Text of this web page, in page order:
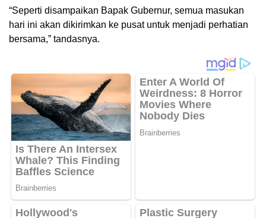
“Seperti disampaikan Bapak Gubernur, semua masukan
hari ini akan dikirimkan ke pusat untuk menjadi perhatian
bersama,” tandasnya.